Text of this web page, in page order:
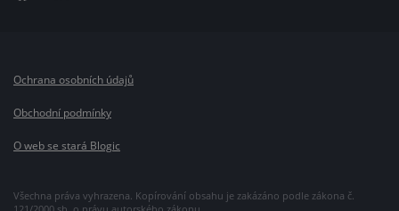
Všechna práva vyhrazena. Kopírování obsahu je zakázáno podle zákona č.
Ochrana osobních údajů
Obchodní podmínky
O web se stará Blogic